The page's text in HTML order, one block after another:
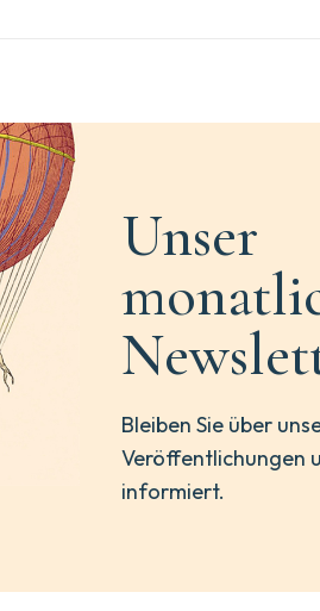
Unser
Bleiben Sie über
Veröffentlichungen
informiert.